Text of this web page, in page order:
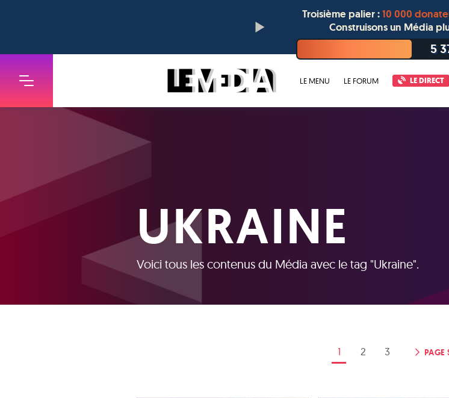
Troisième palier :10 000
Construisons un Média
5
LE MENU LE FORUM LE DIRECT
UKRAINE
Voici tous les contenus du Média avec le tag "Ukraine".
1 2 3 PAGE